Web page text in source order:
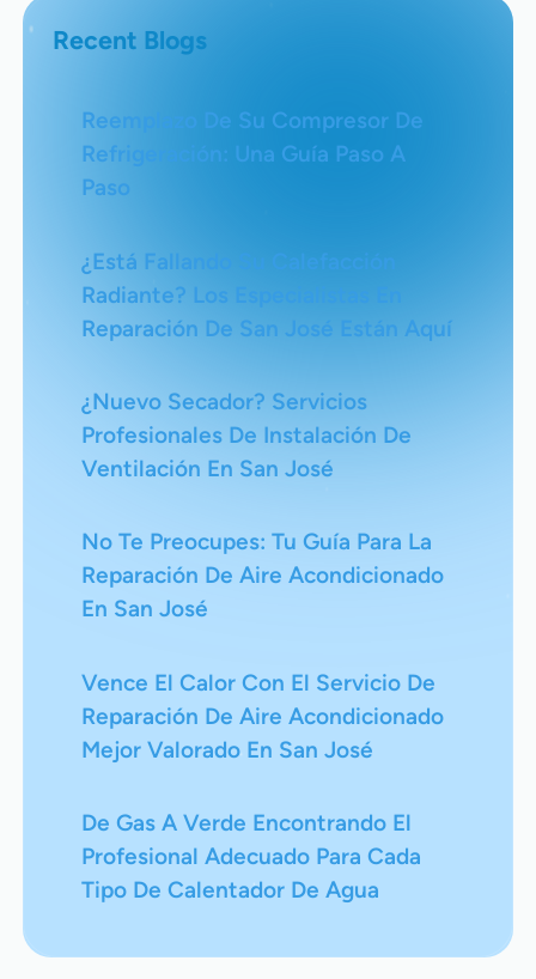
Recent Blogs
Reemplazo De Su Compresor De
Refrigeración: Una Guía Paso A
Paso
¿Está Fallando Su Calefacción
Radiante? Los Especialistas En
Reparación De San José Están Aquí
¿Nuevo Secador? Servicios
Profesionales De Instalación De
Ventilación En San José
No Te Preocupes: Tu Guía Para La
Reparación De Aire Acondicionado
En San José
Vence El Calor Con El Servicio De
Reparación De Aire Acondicionado
Mejor Valorado En San José
De Gas A Verde Encontrando El
Profesional Adecuado Para Cada
Tipo De Calentador De Agua